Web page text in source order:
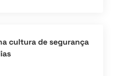
cultura de segurança